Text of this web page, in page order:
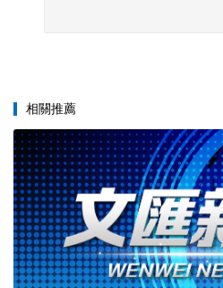
相關推薦